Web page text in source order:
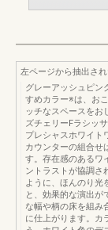
左ページから抽出さ
グレーアッシュピン
すめカラー※は、お
ッチなスペースをお
ズチェリーFラシッ
プレシャスホワイト
カウンターの組合せ
す。存在感のあるワ
ントラストが協調さ
ように、ほんのり光
と、効果的な演出が
な幅や柄の床を組み
に仕上がります。カ